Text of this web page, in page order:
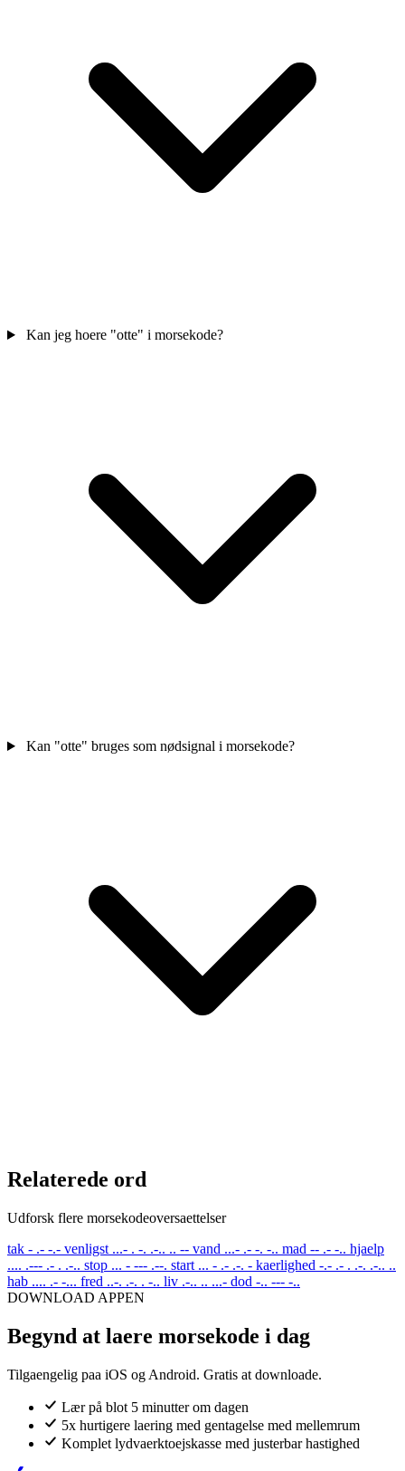
Kan jeg hoere "otte" i morsekode?
Kan "otte" bruges som nødsignal i morsekode?
Relaterede ord
Udforsk flere morsekodeoversaettelser
tak - .- -.- venligst ...- . -. .-.. .. -- vand ...- .- -. -.. mad -- .- -.. hjaelp
.... .--- .- . .-.. stop ... - --- .--. start ... - .- .-. - kaerlighed -.- .- . .-. .-.. ..
hab .... .- -... fred ..-. .-. . -.. liv .-.. .. ...- dod -.. --- -..
DOWNLOAD APPEN
Begynd at laere morsekode i dag
Tilgaengelig paa iOS og Android. Gratis at downloade.
Lær på blot 5 minutter om dagen
5x hurtigere laering med gentagelse med mellemrum
Komplet lydvaerktoejskasse med justerbar hastighed